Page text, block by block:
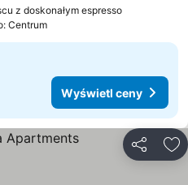
z doskonałym espresso
Centrum
Wyświetl ceny